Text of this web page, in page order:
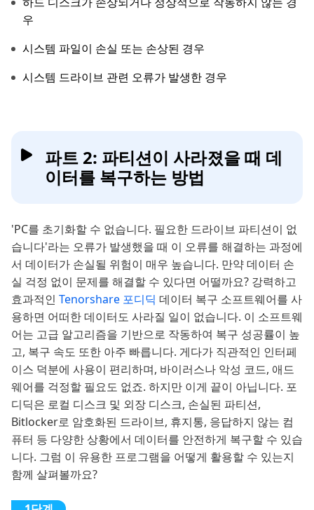
우
시스템 파일이 손실 또는 손상된 경우
시스템 드라이브 관련 오류가 발생한 경우
파트 2: 파티션이 사라졌을 때 데
이터를 복구하는 방법
'PC를 초기화할 수 없습니다. 필요한 드라이브 파티션이 없
습니다'라는 오류가 발생했을 때 이 오류를 해결하는 과정에
서 데이터가 손실될 위험이 매우 높습니다. 만약 데이터 손
실 걱정 없이 문제를 해결할 수 있다면 어떨까요? 강력하고
효과적인 Tenorshare 포디딕 데이터 복구 소프트웨어를 사
용하면 어떠한 데이터도 사라질 일이 없습니다. 이 소프트웨
어는 고급 알고리즘을 기반으로 작동하여 복구 성공률이 높
고, 복구 속도 또한 아주 빠릅니다. 게다가 직관적인 인터페
이스 덕분에 사용이 편리하며, 바이러스나 악성 코드, 애드
웨어를 걱정할 필요도 없죠. 하지만 이게 끝이 아닙니다. 포
디딕은 로컬 디스크 및 외장 디스크, 손실된 파티션,
Bitlocker로 암호화된 드라이브, 휴지통, 응답하지 않는 컴
퓨터 등 다양한 상황에서 데이터를 안전하게 복구할 수 있습
니다. 그럼 이 유용한 프로그램을 어떻게 활용할 수 있는지
함께 살펴볼까요?